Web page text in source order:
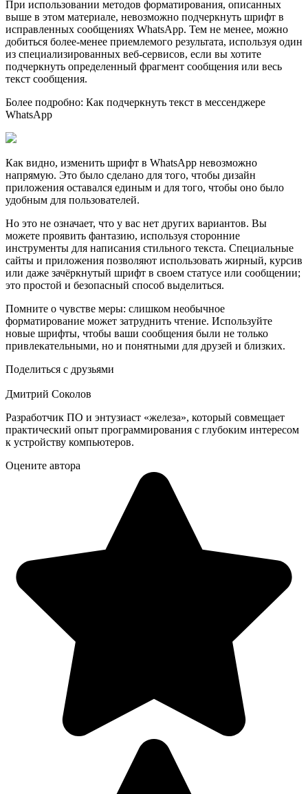
При использовании методов форматирования, описанных
выше в этом материале, невозможно подчеркнуть шрифт в
исправленных сообщениях WhatsApp. Тем не менее, можно
добиться более-менее приемлемого результата, используя один
из специализированных веб-сервисов, если вы хотите
подчеркнуть определенный фрагмент сообщения или весь
текст сообщения.
Более подробно: Как подчеркнуть текст в мессенджере
WhatsApp
Как видно, изменить шрифт в WhatsApp невозможно
напрямую. Это было сделано для того, чтобы дизайн
приложения оставался единым и для того, чтобы оно было
удобным для пользователей.
Но это не означает, что у вас нет других вариантов. Вы
можете проявить фантазию, используя сторонние
инструменты для написания стильного текста. Специальные
сайты и приложения позволяют использовать жирный, курсив
или даже зачёркнутый шрифт в своем статусе или сообщении;
это простой и безопасный способ выделиться.
Помните о чувстве меры: слишком необычное
форматирование может затруднить чтение. Используйте
новые шрифты, чтобы ваши сообщения были не только
привлекательными, но и понятными для друзей и близких.
Поделиться с друзьями
Дмитрий Соколов
Разработчик ПО и энтузиаст «железа», который совмещает
практический опыт программирования с глубоким интересом
к устройству компьютеров.
Оцените автора